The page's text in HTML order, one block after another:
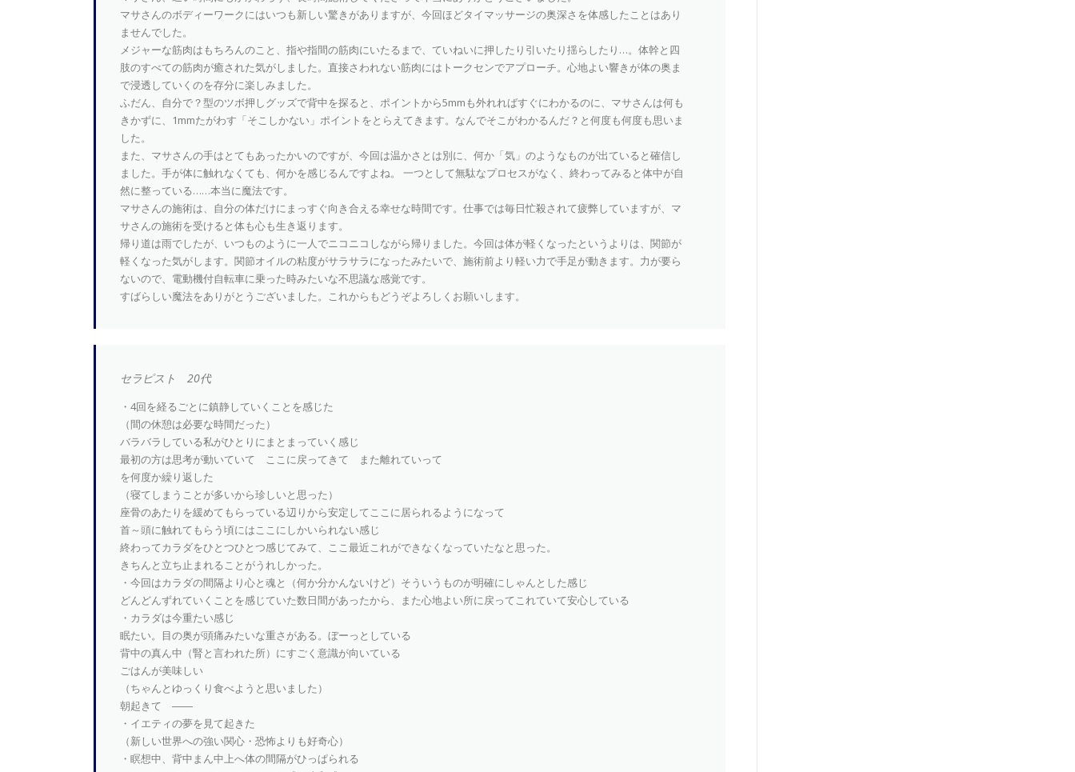
マサさんのボディーワークにはいつも新しい驚きがありますが、今回ほどタイマッサージの奥深さを体感したことはあり
ませんでした。
メジャーな筋肉はもちろんのこと、指や指間の筋肉にいたるまで、ていねいに押したり引いたり揺らしたり…。体幹と四
肢のすべての筋肉が癒された気がしました。直接さわれない筋肉にはトークセンでアプローチ。心地よい響きが体の奥ま
で浸透していくのを存分に楽しみました。
ふだん、自分で？型のツボ押しグッズで背中を探ると、ポイントから5mmも外れればすぐにわかるのに、マサさんは何も
きかずに、1mmたがわす「そこしかない」ポイントをとらえてきます。なんでそこがわかるんだ？と何度も何度も思いま
した。
また、マサさんの手はとてもあったかいのですが、今回は温かさとは別に、何か「気」のようなものが出ていると確信し
ました。手が体に触れなくても、何かを感じるんですよね。 一つとして無駄なプロセスがなく、終わってみると体中が自
然に整っている……本当に魔法です。
マサさんの施術は、自分の体だけにまっすぐ向き合える幸せな時間です。仕事では毎日忙殺されて疲弊していますが、マ
サさんの施術を受けると体も心も生き返ります。
帰り道は雨でしたが、いつものように一人でニコニコしながら帰りました。今回は体が軽くなったというよりは、関節が
軽くなった気がします。関節オイルの粘度がサラサラになったみたいで、施術前より軽い力で手足が動きます。力が要ら
ないので、電動機付自転車に乗った時みたいな不思議な感覚です。
すばらしい魔法をありがとうございました。これからもどうぞよろしくお願いします。
セラピスト 20代
・4回を経るごとに鎮静していくことを感じた
（間の休憩は必要な時間だった）
バラバラしている私がひとりにまとまっていく感じ
最初の方は思考が動いていて ここに戻ってきて また離れていって
を何度か繰り返した
（寝てしまうことが多いから珍しいと思った）
座骨のあたりを緩めてもらっている辺りから安定してここに居られるようになって
首～頭に触れてもらう頃にはここにしかいられない感じ
終わってカラダをひとつひとつ感じてみて、ここ最近これができなくなっていたなと思った。
きちんと立ち止まれることがうれしかった。
・今回はカラダの間隔より心と魂と（何か分かんないけど）そういうものが明確にしゃんとした感じ
どんどんずれていくことを感じていた数日間があったから、また心地よい所に戻ってこれていて安心している
・カラダは今重たい感じ
眠たい。目の奥が頭痛みたいな重さがある。ぼーっとしている
背中の真ん中（腎と言われた所）にすごく意識が向いている
ごはんが美味しい
（ちゃんとゆっくり食べようと思いました）
朝起きて ――
・イエティの夢を見て起きた
（新しい世界への強い関心・恐怖よりも好奇心）
・瞑想中、背中まん中上へ体の間隔がひっぱられる